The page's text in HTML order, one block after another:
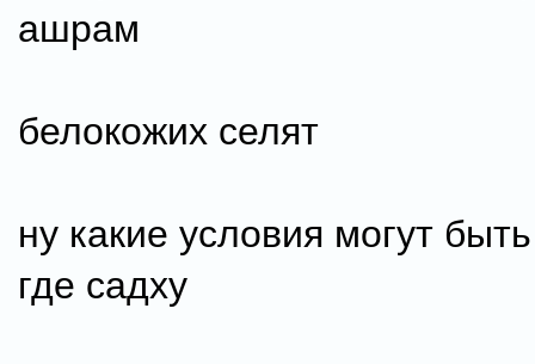
ашрам
белокожих селят
ну какие условия могут
где садху